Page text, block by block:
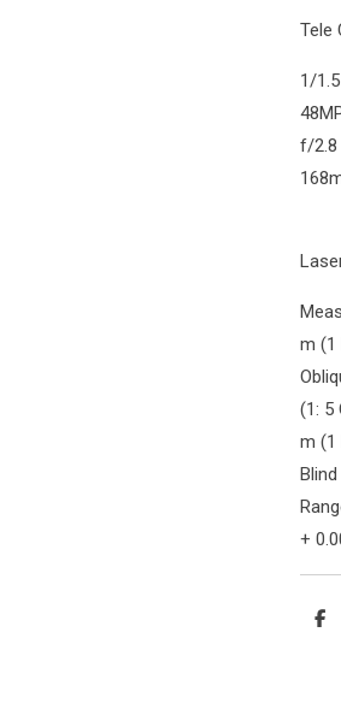
Tele
1/
f/2.8
m (1
(1: 5
m (1
+